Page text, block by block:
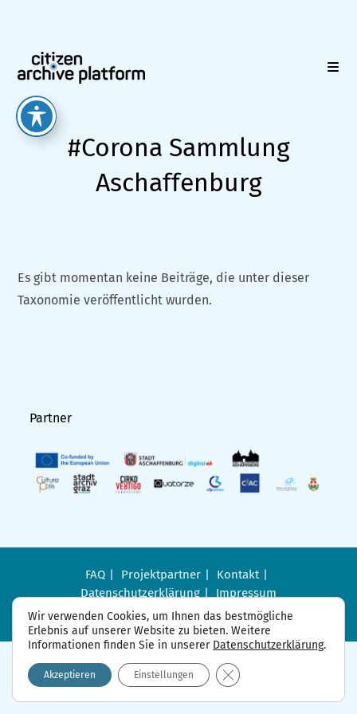
springen
#Corona Sammlung
Aschaffenburg
Es gibt momentan keine Beiträge, die unter dieser
Taxonomie veröffentlicht wurden.
Partner
FAQ Projektpartner
Kontakt
Datenschutzerklärung
Impressum
Wir verwenden Cookies, um Ihnen das bestmögliche
Erlebnis auf unserer Website zu bieten. Weitere
Informationen finden Sie in unserer Datenschutzerklärung.
Akzeptieren Einstellungen GDPR Cookie-Banner